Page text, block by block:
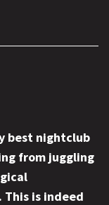
best nightclub
from juggling
This is indeed